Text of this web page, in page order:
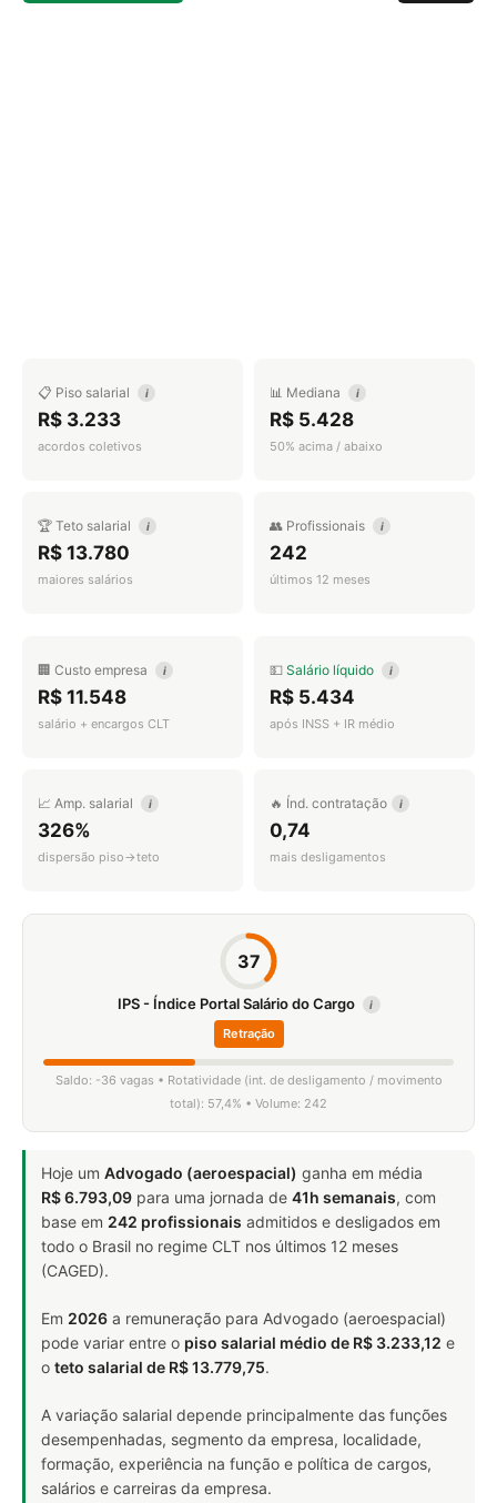
📋 Piso salarial i
R$ 3.233
acordos coletivos
📊 Mediana i
R$ 5.428
50% acima / abaixo
🏆 Teto salarial i
R$ 13.780
maiores salários
👥 Profissionais i
242
últimos 12 meses
🏢 Custo empresa i
R$ 11.548
salário + encargos CLT
💵 Salário líquido i
R$ 5.434
após INSS + IR médio
📈 Amp. salarial i
326%
dispersão piso→teto
🔥 Índ. contratação i
0,74
mais desligamentos
37
IPS - Índice Portal Salário do Cargo i
Retração
Saldo: -36 vagas • Rotatividade (int. de desligamento / movimento
total): 57,4% • Volume: 242
Hoje um Advogado (aeroespacial) ganha em média
R$ 6.793,09 para uma jornada de 41h semanais, com
base em 242 profissionais admitidos e desligados em
todo o Brasil no regime CLT nos últimos 12 meses
(CAGED).
Em 2026 a remuneração para Advogado (aeroespacial)
pode variar entre o piso salarial médio de R$ 3.233,12 e
o teto salarial de R$ 13.779,75.
A variação salarial depende principalmente das funções
desempenhadas, segmento da empresa, localidade,
formação, experiência na função e política de cargos,
salários e carreiras da empresa.